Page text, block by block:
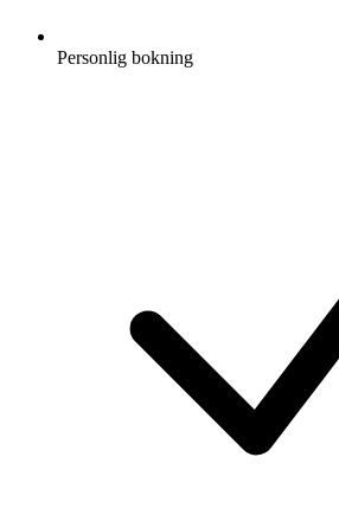
Personlig bokning